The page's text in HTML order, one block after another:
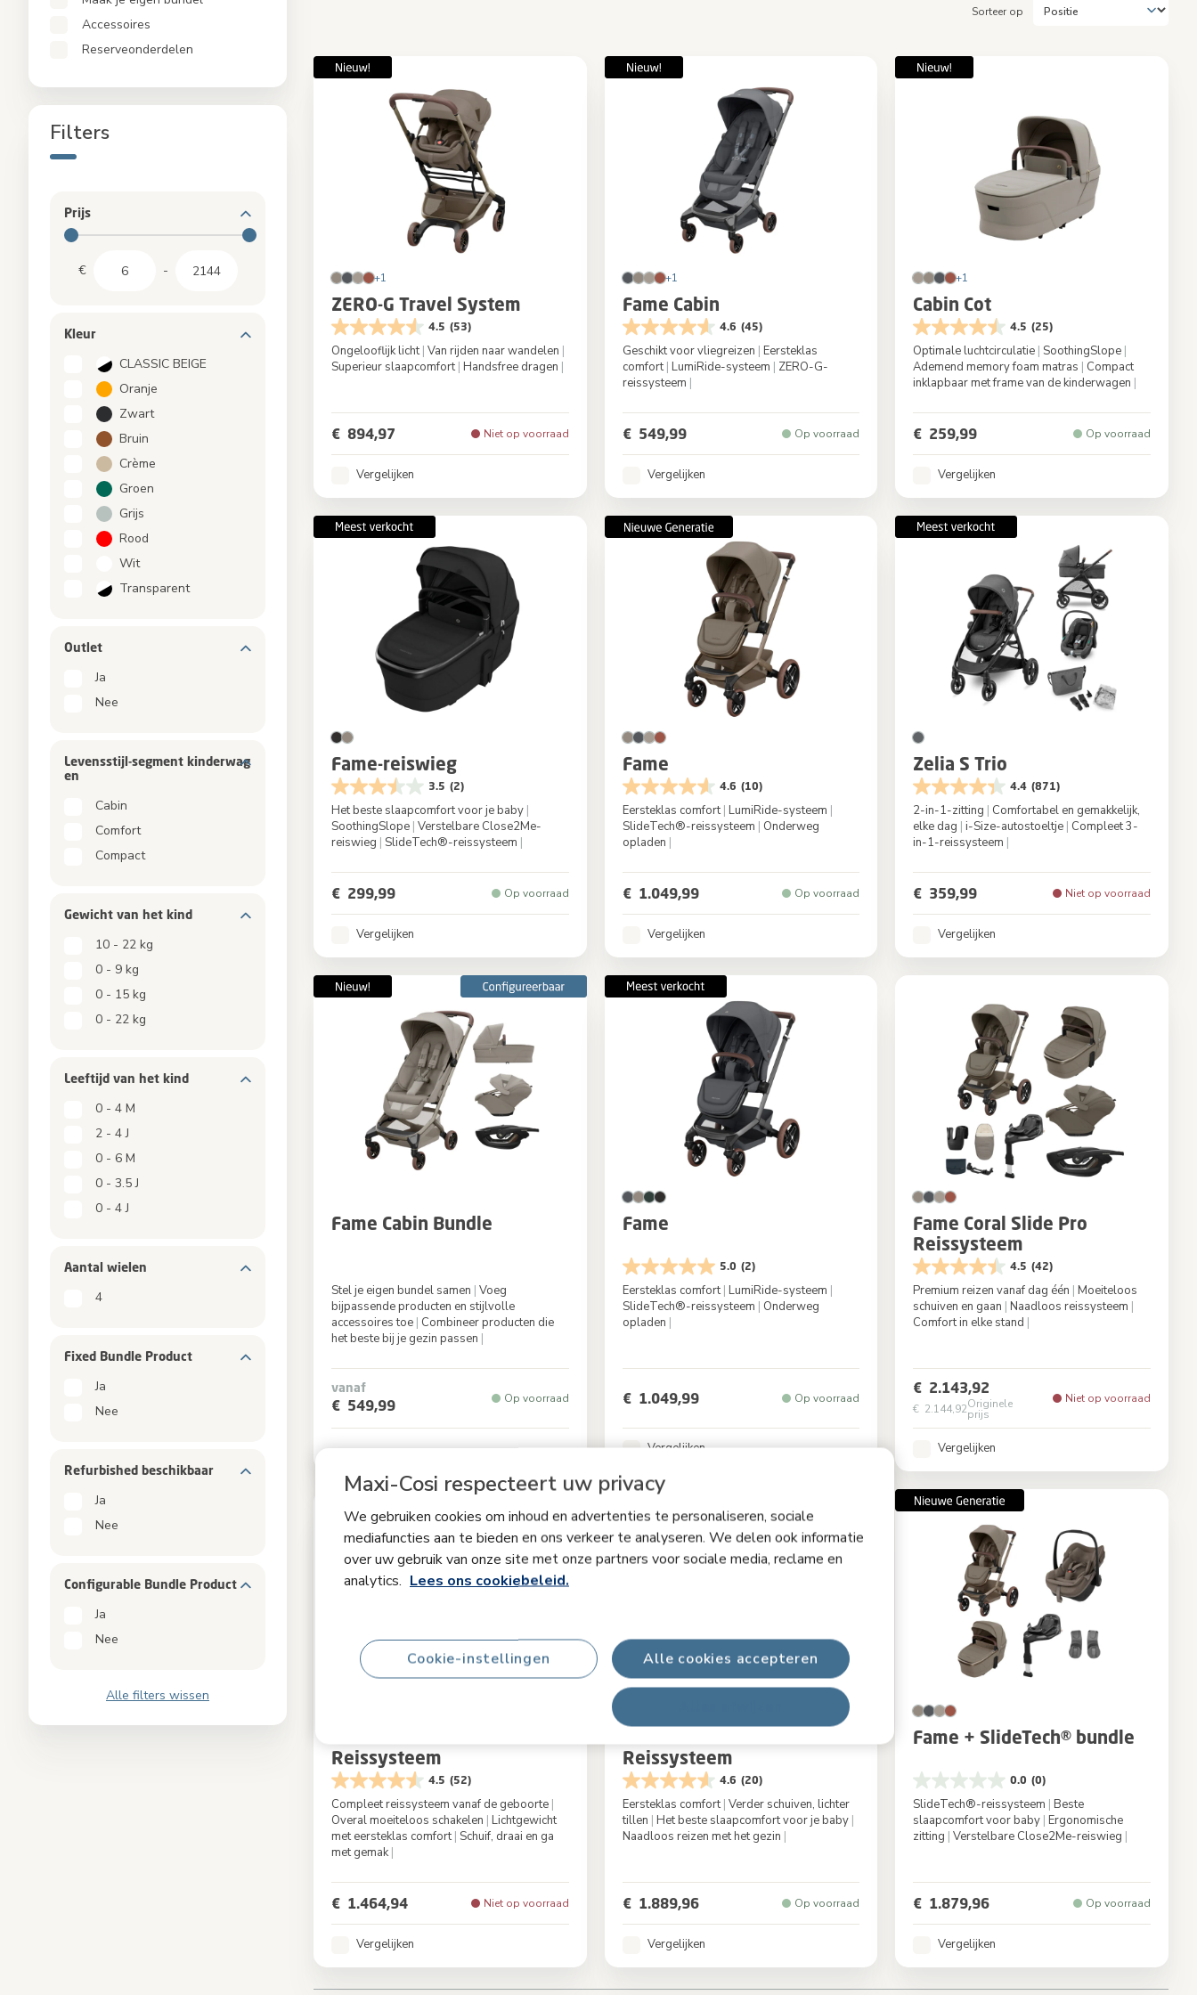
Maxi-Cosi respecteert uw privacy
We gebruiken cookies om inhoud en advertenties te personaliseren, sociale
mediafuncties aan te bieden en ons verkeer te analyseren. We delen ook informatie
over uw gebruik van onze site met onze partners voor sociale media, reclame en
analytics. Lees ons cookiebeleid.
Alle cookies accepteren
Cookie-instellingen
Eetstoelen en leertorens
Bundels
Sorteer op
+1
ZERO-G Travel System
4.5 (53)
Ongelooflijk licht | Van rijden naar wandelen |
Superieur slaapcomfort | Handsfree dragen |
€ 894,97 Niet op voorraad
Vergelijken
+1
Fame Cabin
4.6 (45)
Geschikt voor vliegreizen | Eersteklas
comfort | LumiRide-systeem | ZERO-G-
reissysteem |
€ 549,99 Op voorraad
Vergelijken
+1
Cabin Cot
4.5 (25)
Optimale luchtcirculatie | SoothingSlope |
Ademend memory foam matras | Compact
inklapbaar met frame van de kinderwagen |
€ 259,99 Op voorraad
Vergelijken
Fame-reiswieg
3.5 (2)
Het beste slaapcomfort voor je baby |
SoothingSlope | Verstelbare Close2Me-
reiswieg | SlideTech®-reissysteem |
€ 299,99 Op voorraad
Vergelijken
Fame
4.6 (10)
Eersteklas comfort | LumiRide-systeem |
SlideTech®-reissysteem | Onderweg
opladen |
€ 1.049,99 Op voorraad
Vergelijken
Zelia S Trio
4.4 (871)
2-in-1-zitting | Comfortabel en gemakkelijk,
elke dag | i-Size-autostoeltje | Compleet 3-
in-1-reissysteem |
€ 359,99 Niet op voorraad
Vergelijken
Fame Cabin Bundle
Stel je eigen bundel samen | Voeg
bijpassende producten en stijlvolle
accessoires toe | Combineer producten die
het beste bij je gezin passen |
vanaf
€ 549,99 Op voorraad
Fame
5.0 (2)
Eersteklas comfort | LumiRide-systeem |
SlideTech®-reissysteem | Onderweg
opladen |
€ 1.049,99 Op voorraad
Vergelijken
Fame Coral Slide Pro
Reissysteem
4.5 (42)
Premium reizen vanaf dag één | Moeiteloos
schuiven en gaan | Naadloos reissysteem |
Comfort in elke stand |
€ 2.143,92
€ 2.144,92Originele
prijs
Niet op voorraad
Vergelijken
Reissysteem
4.5 (52)
Compleet reissysteem vanaf de geboorte |
Overal moeiteloos schakelen | Lichtgewicht
met eersteklas comfort | Schuif, draai en ga
met gemak|
€ 1.464,94 Niet op voorraad
Vergelijken
Reissysteem
4.6 (20)
Eersteklas comfort | Verder schuiven, lichter
tillen | Het beste slaapcomfort voor je baby |
Naadloos reizen met het gezin |
€ 1.889,96 Op voorraad
Vergelijken
Fame + SlideTech® bundle
0.0 (0)
SlideTech®-reissysteem | Beste
slaapcomfort voor baby | Ergonomische
zitting | Verstelbare Close2Me-reiswieg |
€ 1.879,96 Op voorraad
Vergelijken
Accessoires
Reserveonderdelen
Filters
Prijs
€ -
Kleur
CLASSIC BEIGE
Oranje
Zwart
Bruin
Crème
Groen
Grijs
Rood
Wit
Transparent
Outlet
Ja
Nee
Levensstijl-segment kinderwag
en
Cabin
Comfort
Compact
Gewicht van het kind​​
10 - 22 kg
0 - 9 kg
0 - 15 kg
0 - 22 kg
Leeftijd van het kind​​
0 - 4 M
2 - 4 J
0 - 6 M
0 - 3.5 J
0 - 4 J
Aantal wielen
4
Fixed Bundle Product
Ja
Nee
Refurbished beschikbaar
Ja
Nee
Configurable Bundle Product
Ja
Nee
Alle filters wissen